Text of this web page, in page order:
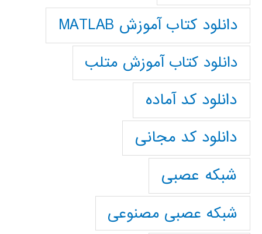
دانلود کتاب آموزش MATLAB
دانلود کتاب آموزش متلب
دانلود کد آماده
دانلود کد مجانی
شبکه عصبی
شبکه عصبی مصنوعی